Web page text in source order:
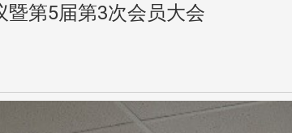
第5届第3次会员大会